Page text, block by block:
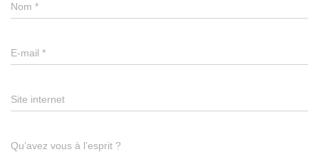
Nom *
E-mail *
Site internet
Qu’avez vous à l’esprit ?